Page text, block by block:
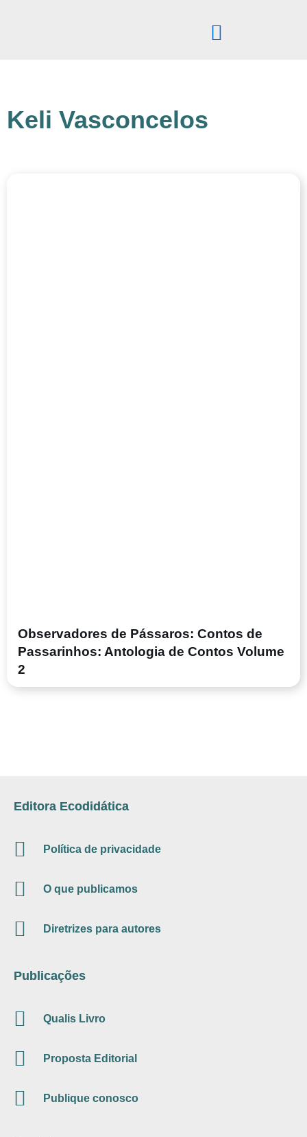
Keli Vasconcelos
Observadores de Pássaros: Contos de
Passarinhos: Antologia de Contos Volume
2
Editora Ecodidática
Política de privacidade
O que publicamos
Diretrizes para autores
Publicações
Qualis Livro
Proposta Editorial
Publique conosco